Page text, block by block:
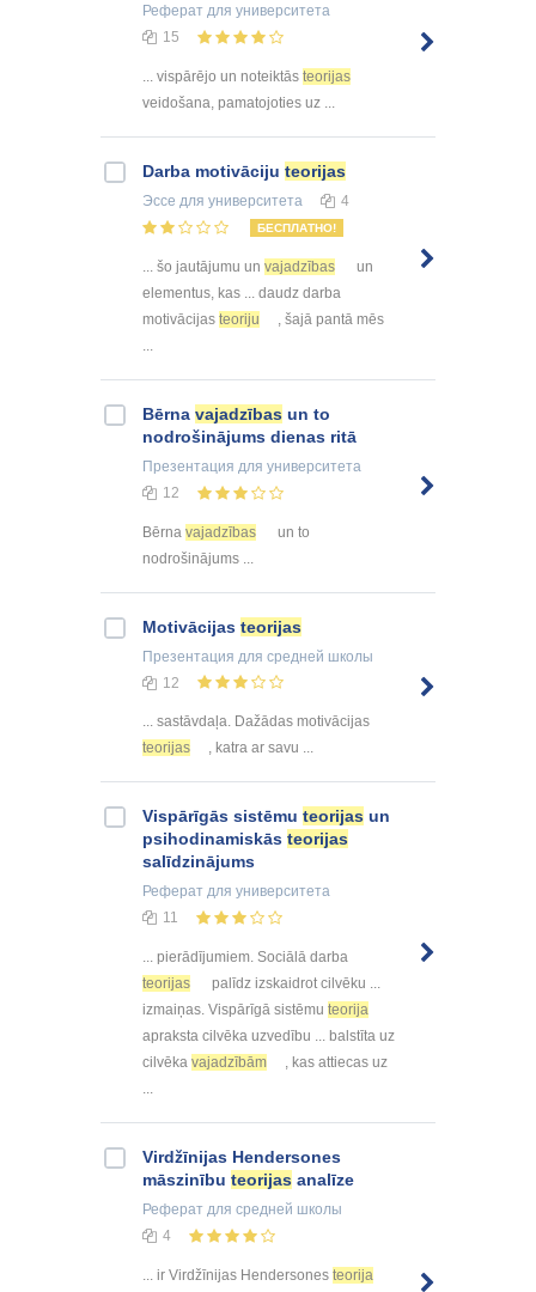
Реферат для университета
15
... vispārējo un noteiktās teorijas
veidošana, pamatojoties uz ...
Darba motivāciju teorijas
Эссе для университета 4
БЕСПЛАТНО!
... šo jautājumu un vajadzības
un
elementus, kas ... daudz darba
motivācijas teoriju
, šajā pantā mēs
Bērna vajadzības un to
nodrošinājums dienas ritā
Презентация для университета
12
Bērna vajadzības
un to
nodrošinājums ...
Motivācijas teorijas
Презентация для средней школы
12
... sastāvdaļa. Dažādas motivācijas
teorijas
, katra ar savu ...
Vispārīgās sistēmu teorijas un
psihodinamiskās teorijas
salīdzinājums
Реферат для университета
11
... pierādījumiem. Sociālā darba
teorijas
palīdz izskaidrot cilvēku ...
izmaiņas. Vispārīgā sistēmu teorija
apraksta cilvēka uzvedību ... balstīta uz
cilvēka vajadzībām
, kas attiecas uz
...
Virdžīnijas Hendersones
māszinību teorijas analīze
Реферат для средней школы
4
... ir Virdžīnijas Hendersones teorija